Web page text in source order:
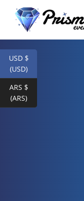
USD $
(USD)
ARS $
(ARS)